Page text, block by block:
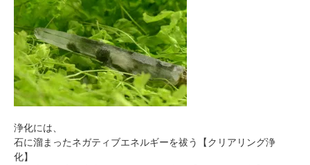
浄化には、
石に溜まったネガティブエネルギーを祓う【クリアリング浄
化】